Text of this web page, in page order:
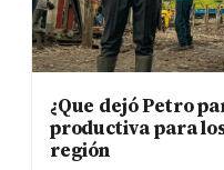
¿Que dejó Petro
productiva para
región